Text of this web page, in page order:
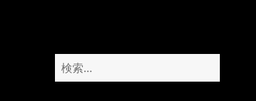
検
索: